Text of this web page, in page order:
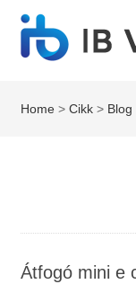
Home >Cikk > Blog
Átfogó mini e